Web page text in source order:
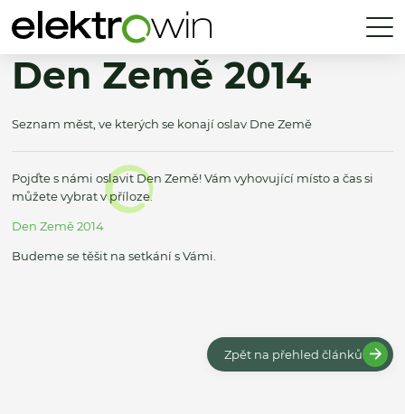
Den Země 2014
Seznam měst, ve kterých se konají oslav Dne Země
Pojďte s námi oslavit Den Země! Vám vyhovující místo a čas si
můžete vybrat v příloze.
Den Země 2014
Budeme se těšit na setkání s Vámi.
Zpět na přehled článků